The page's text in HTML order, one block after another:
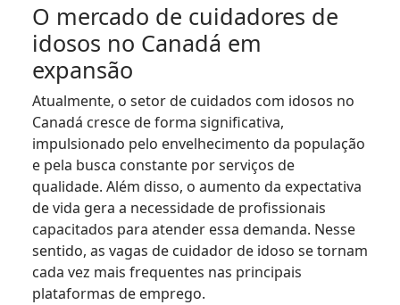
O mercado de cuidadores de
idosos no Canadá em
expansão
Atualmente, o setor de cuidados com idosos no
Canadá cresce de forma significativa,
impulsionado pelo envelhecimento da população
e pela busca constante por serviços de
qualidade. Além disso, o aumento da expectativa
de vida gera a necessidade de profissionais
capacitados para atender essa demanda. Nesse
sentido, as vagas de cuidador de idoso se tornam
cada vez mais frequentes nas principais
plataformas de emprego.